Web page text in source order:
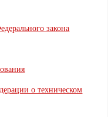
закона
о техническом